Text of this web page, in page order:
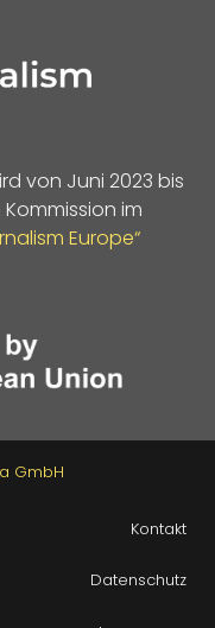
von Juni 2023 bis
im
Europe“
GmbH
Kontakt
Datenschutz